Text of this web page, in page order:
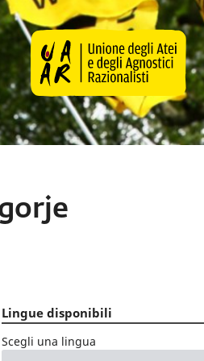
Lingue disponibili
Scegli una lingua